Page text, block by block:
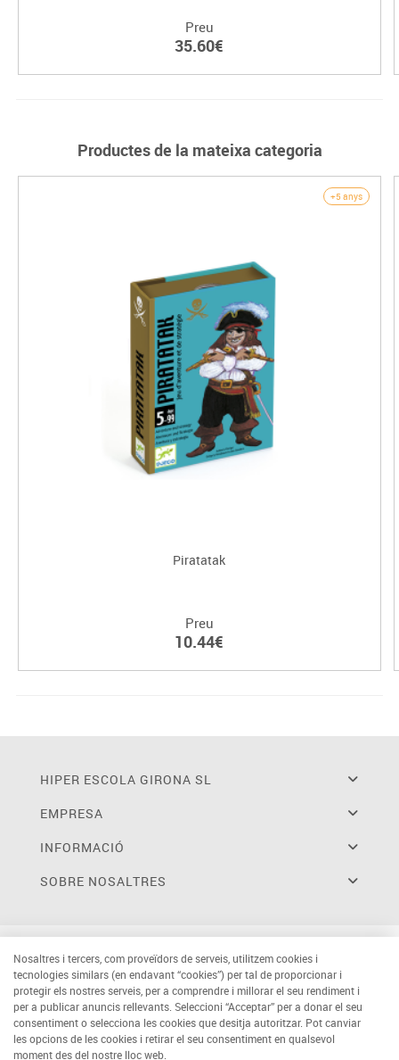
Preu
35.60€
Productes de la mateixa categoria
+5 anys
Piratatak
Preu
10.44€
HIPER ESCOLA GIRONA SL
EMPRESA
INFORMACIÓ
SOBRE NOSALTRES
Nosaltres i tercers, com proveïdors de serveis, utilitzem cookies i
tecnologies similars (en endavant “cookies”) per tal de proporcionar i
protegir els nostres serveis, per a comprendre i millorar el seu rendiment i
per a publicar anuncis rellevants. Seleccioni “Acceptar” per a donar el seu
consentiment o selecciona les cookies que desitja autoritzar. Pot canviar
les opcions de les cookies i retirar el seu consentiment en qualsevol
moment des del nostre lloc web.